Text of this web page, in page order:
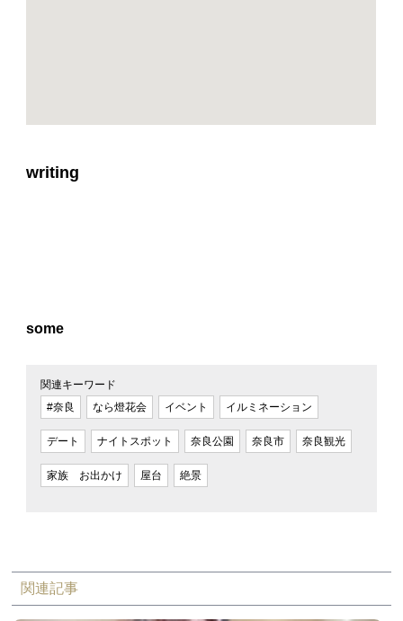
writing
some
関連キーワード
#奈良
なら燈花会 イベント イルミネーション
デート ナイトスポット 奈良公園 奈良市 奈良観光
家族 お出かけ 屋台 絶景
関連記事